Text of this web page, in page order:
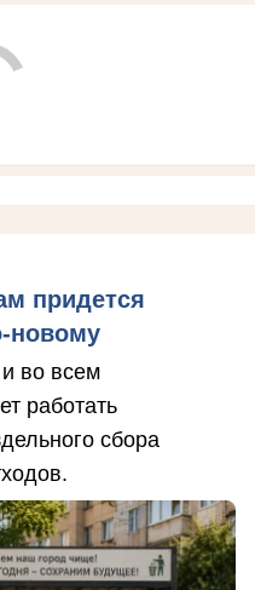
придется
новому
во всем
работать
сбора